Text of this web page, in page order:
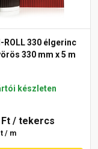
ROLL 330 élgerinc
330 mm x 5 m
készleten
/ tekercs
/ m